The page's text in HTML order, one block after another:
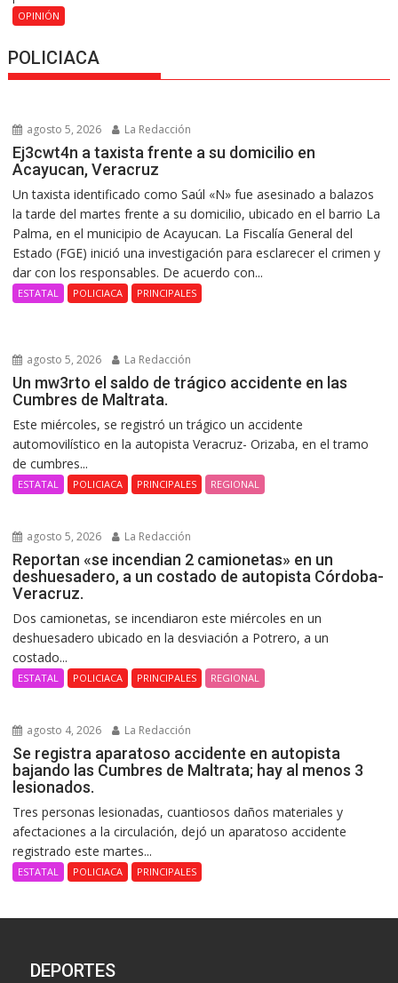
OPINIÓN
POLICIACA
agosto 5, 2026 La Redacción
Ej3cwt4n a taxista frente a su domicilio en
Acayucan, Veracruz
Un taxista identificado como Saúl «N» fue asesinado a balazos
la tarde del martes frente a su domicilio, ubicado en el barrio La
Palma, en el municipio de Acayucan. La Fiscalía General del
Estado (FGE) inició una investigación para esclarecer el crimen y
dar con los responsables. De acuerdo con...
ESTATAL POLICIACA PRINCIPALES
agosto 5, 2026 La Redacción
Un mw3rto el saldo de trágico accidente en las
Cumbres de Maltrata.
Este miércoles, se registró un trágico un accidente
automovilístico en la autopista Veracruz- Orizaba, en el tramo
de cumbres...
ESTATAL POLICIACA PRINCIPALES REGIONAL
agosto 5, 2026 La Redacción
Reportan «se incendian 2 camionetas» en un
deshuesadero, a un costado de autopista Córdoba-
Veracruz.
Dos camionetas, se incendiaron este miércoles en un
deshuesadero ubicado en la desviación a Potrero, a un
costado...
ESTATAL POLICIACA PRINCIPALES REGIONAL
agosto 4, 2026 La Redacción
Se registra aparatoso accidente en autopista
bajando las Cumbres de Maltrata; hay al menos 3
lesionados.
Tres personas lesionadas, cuantiosos daños materiales y
afectaciones a la circulación, dejó un aparatoso accidente
registrado este martes...
ESTATAL POLICIACA PRINCIPALES
DEPORTES